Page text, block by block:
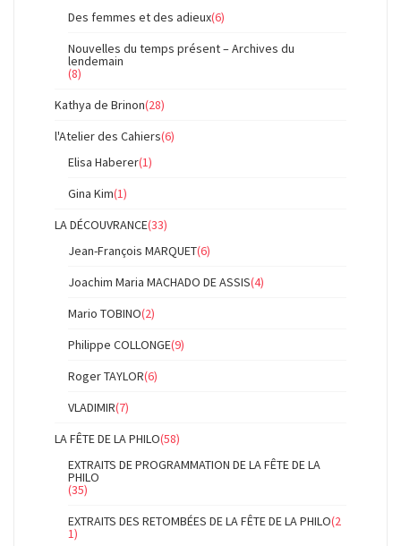
Des femmes et des adieux(6)
Nouvelles du temps présent – Archives du
lendemain
(8)
Kathya de Brinon(28)
l'Atelier des Cahiers(6)
Elisa Haberer(1)
Gina Kim(1)
LA DÉCOUVRANCE(33)
Jean-François MARQUET(6)
Joachim Maria MACHADO DE ASSIS(4)
Mario TOBINO(2)
Philippe COLLONGE(9)
Roger TAYLOR(6)
VLADIMIR(7)
LA FÊTE DE LA PHILO(58)
EXTRAITS DE PROGRAMMATION DE LA FÊTE DE LA
PHILO
(35)
EXTRAITS DES RETOMBÉES DE LA FÊTE DE LA PHILO(2
1)